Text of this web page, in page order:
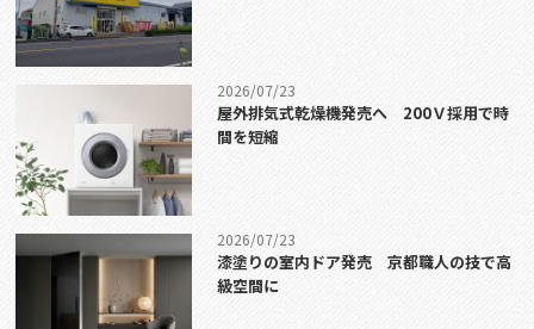
2026/07/23
屋外排気式乾燥機発売へ 200Ｖ採用で時
間を短縮
2026/07/23
漆塗りの室内ドア発売 京都職人の技で高
級空間に